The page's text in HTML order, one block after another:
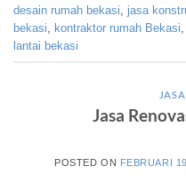
desain rumah bekasi
jasa
bekasi
kontraktor rumah Bekasi
lantai bekasi
Jasa
POSTED ON FEBRUARI